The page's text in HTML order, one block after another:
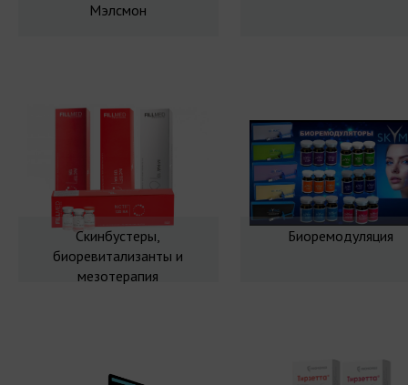
Мэлсмон
Скинбустеры,
биоревитализанты и
мезотерапия
Биоремодуляция